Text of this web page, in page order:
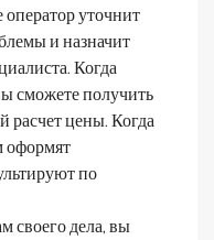
оператор уточнит
и назначит
Когда
сможете получить
расчет цены. Когда
оформят
по
своего дела, вы